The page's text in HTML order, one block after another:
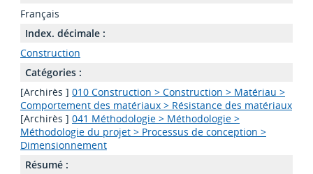
Français
Index. décimale :
Construction
Catégories :
[Archirès ] 010 Construction > Construction > Matériau >
Comportement des matériaux > Résistance des matériaux
[Archirès ] 041 Méthodologie > Méthodologie >
Méthodologie du projet > Processus de conception >
Dimensionnement
Résumé :